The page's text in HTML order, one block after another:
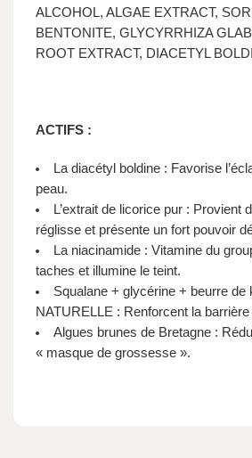
ALCOHOL, ALGAE EXTRACT,
BENTONITE, GLYCYRRHIZA
ROOT EXTRACT, DIACETYL
ACTIFS :
La diacétyl boldine : Favorise
peau.
L’extrait de licorice pur : Provient
réglisse et présente un fort pouvoir
La niacinamide : Vitamine du
taches et illumine le teint.
Squalane + glycérine + beurre de
NATURELLE : Renforcent la
Algues brunes de Bretagne :
« masque de grossesse ».